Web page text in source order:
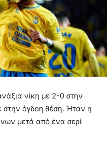
νίκη με 2-0 στην
στην όγδοη θέση. Ήταν η
μετά από ένα σερί